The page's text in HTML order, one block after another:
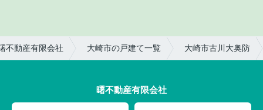
不動産有限会社 大崎市の戸建て一覧 大崎市古川大奥防
曙不動産有限会社